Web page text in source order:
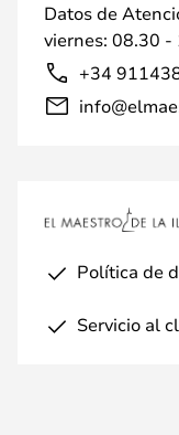
Datos de
viernes: 08.30 -
+34
Política de
Servicio al